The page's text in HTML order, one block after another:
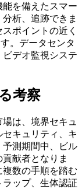
を備えたスマー
析、追跡できま
ポイントの近く
。データセンタ
デオ監視システ
考察
は、境界セキュ
キュリティ、キ
予測期間中、ビル
献者となりま
数の手順を踏む
ップ、生体認証